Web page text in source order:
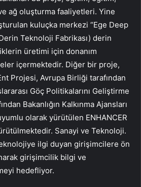
ağ oluşturma faaliyetleri. Yine
kuluçka merkezi “Ege Deep
Teknoloji Fabrikası) derin
üretimi için donanım
içermektedir. Diğer bir proje,
Projesi, Avrupa Birliği tarafından
Göç Politikalarını Geliştirme
Bakanlığın Kalkınma Ajansları
olarak yürütülen ENHANCER
Sanayi ve Teknoloji.
ilgi duyan girişimcilere ön
girişimcilik bilgi ve
hedefliyor.